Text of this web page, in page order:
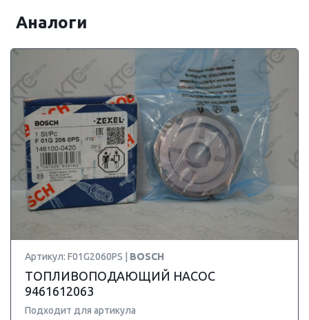
Аналоги
Артикул: F01G2060PS | BOSCH
ТОПЛИВОПОДАЮЩИЙ НАСОС
9461612063
Подходит для артикула